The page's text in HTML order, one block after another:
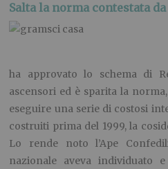
Salta la norma contestata
ha approvato lo schema di
ascensori ed è sparita la
eseguire una serie di costosi
costruiti prima del 1999, la
Lo rende noto l’Ape
nazionale aveva individuato